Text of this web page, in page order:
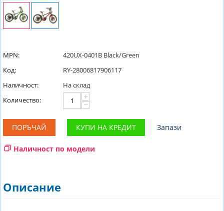
MPN:
420UX-0401B Black/Green
Код:
RY-28006817906117
Наличност:
На склад
Количество:
+
−
ПОРЪЧАЙ КУПИ НА КРЕДИТ Запази
Наличност по модели
Описание